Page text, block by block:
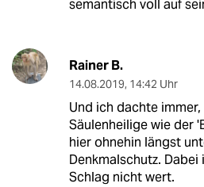
semantisch voll auf
Rainer B.
14.08.2019, 14:42 Uhr
Und ich dachte
Säulenheilige wie der
hier ohnehin längst
Denkmalschutz.
Schlag nicht wert.